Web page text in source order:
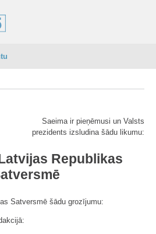
Saeima ir pieņēmusi un Valsts
prezidents izsludina šādu likumu:
Republikas
Satversmē šādu grozījumu: